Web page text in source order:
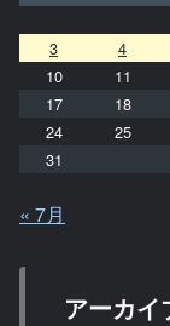
3
4
10
11
17
18
24
25
31
« 7月
アーカイ